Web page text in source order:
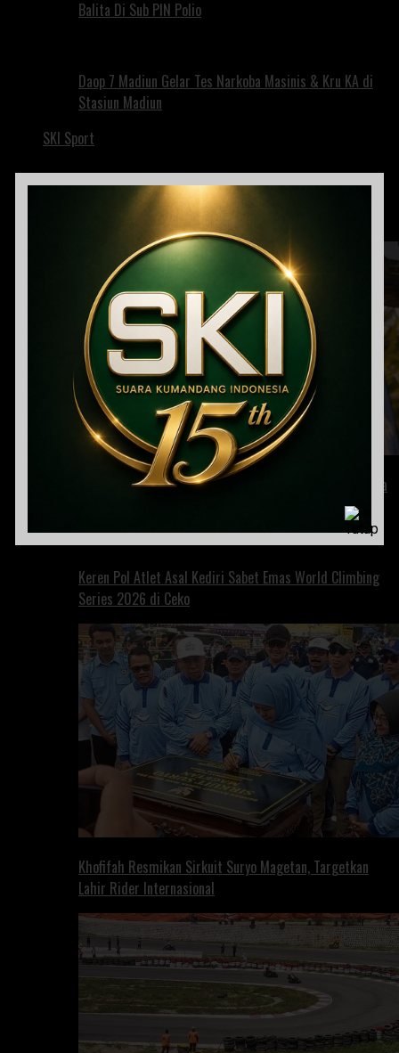
Balita Di Sub PIN Polio
Daop 7 Madiun Gelar Tes Narkoba Masinis & Kru KA di
Stasiun Madiun
SKI Sport
Ngebet Pingin Juara di Turnamen Voli U-21 Kapolres
Magetan, Pemkab Sewa Empat Pemain Luar
1.700 Pelari Tumpah Ruah di Jantung Kota! Bhayangkara
Keren Pol Atlet Asal Kediri Sabet Emas World Climbing
Series 2026 di Ceko
Khofifah Resmikan Sirkuit Suryo Magetan, Targetkan
Lahir Rider Internasional